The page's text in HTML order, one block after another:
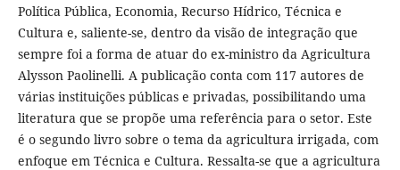
Política Pública, Economia, Recurso Hídrico, Técnica e
Cultura e, saliente-se, dentro da visão de integração que
sempre foi a forma de atuar do ex-ministro da Agricultura
Alysson Paolinelli. A publicação conta com 117 autores de
várias instituições públicas e privadas, possibilitando uma
literatura que se propõe uma referência para o setor. Este
é o segundo livro sobre o tema da agricultura irrigada, com
enfoque em Técnica e Cultura. Ressalta-se que a agricultura